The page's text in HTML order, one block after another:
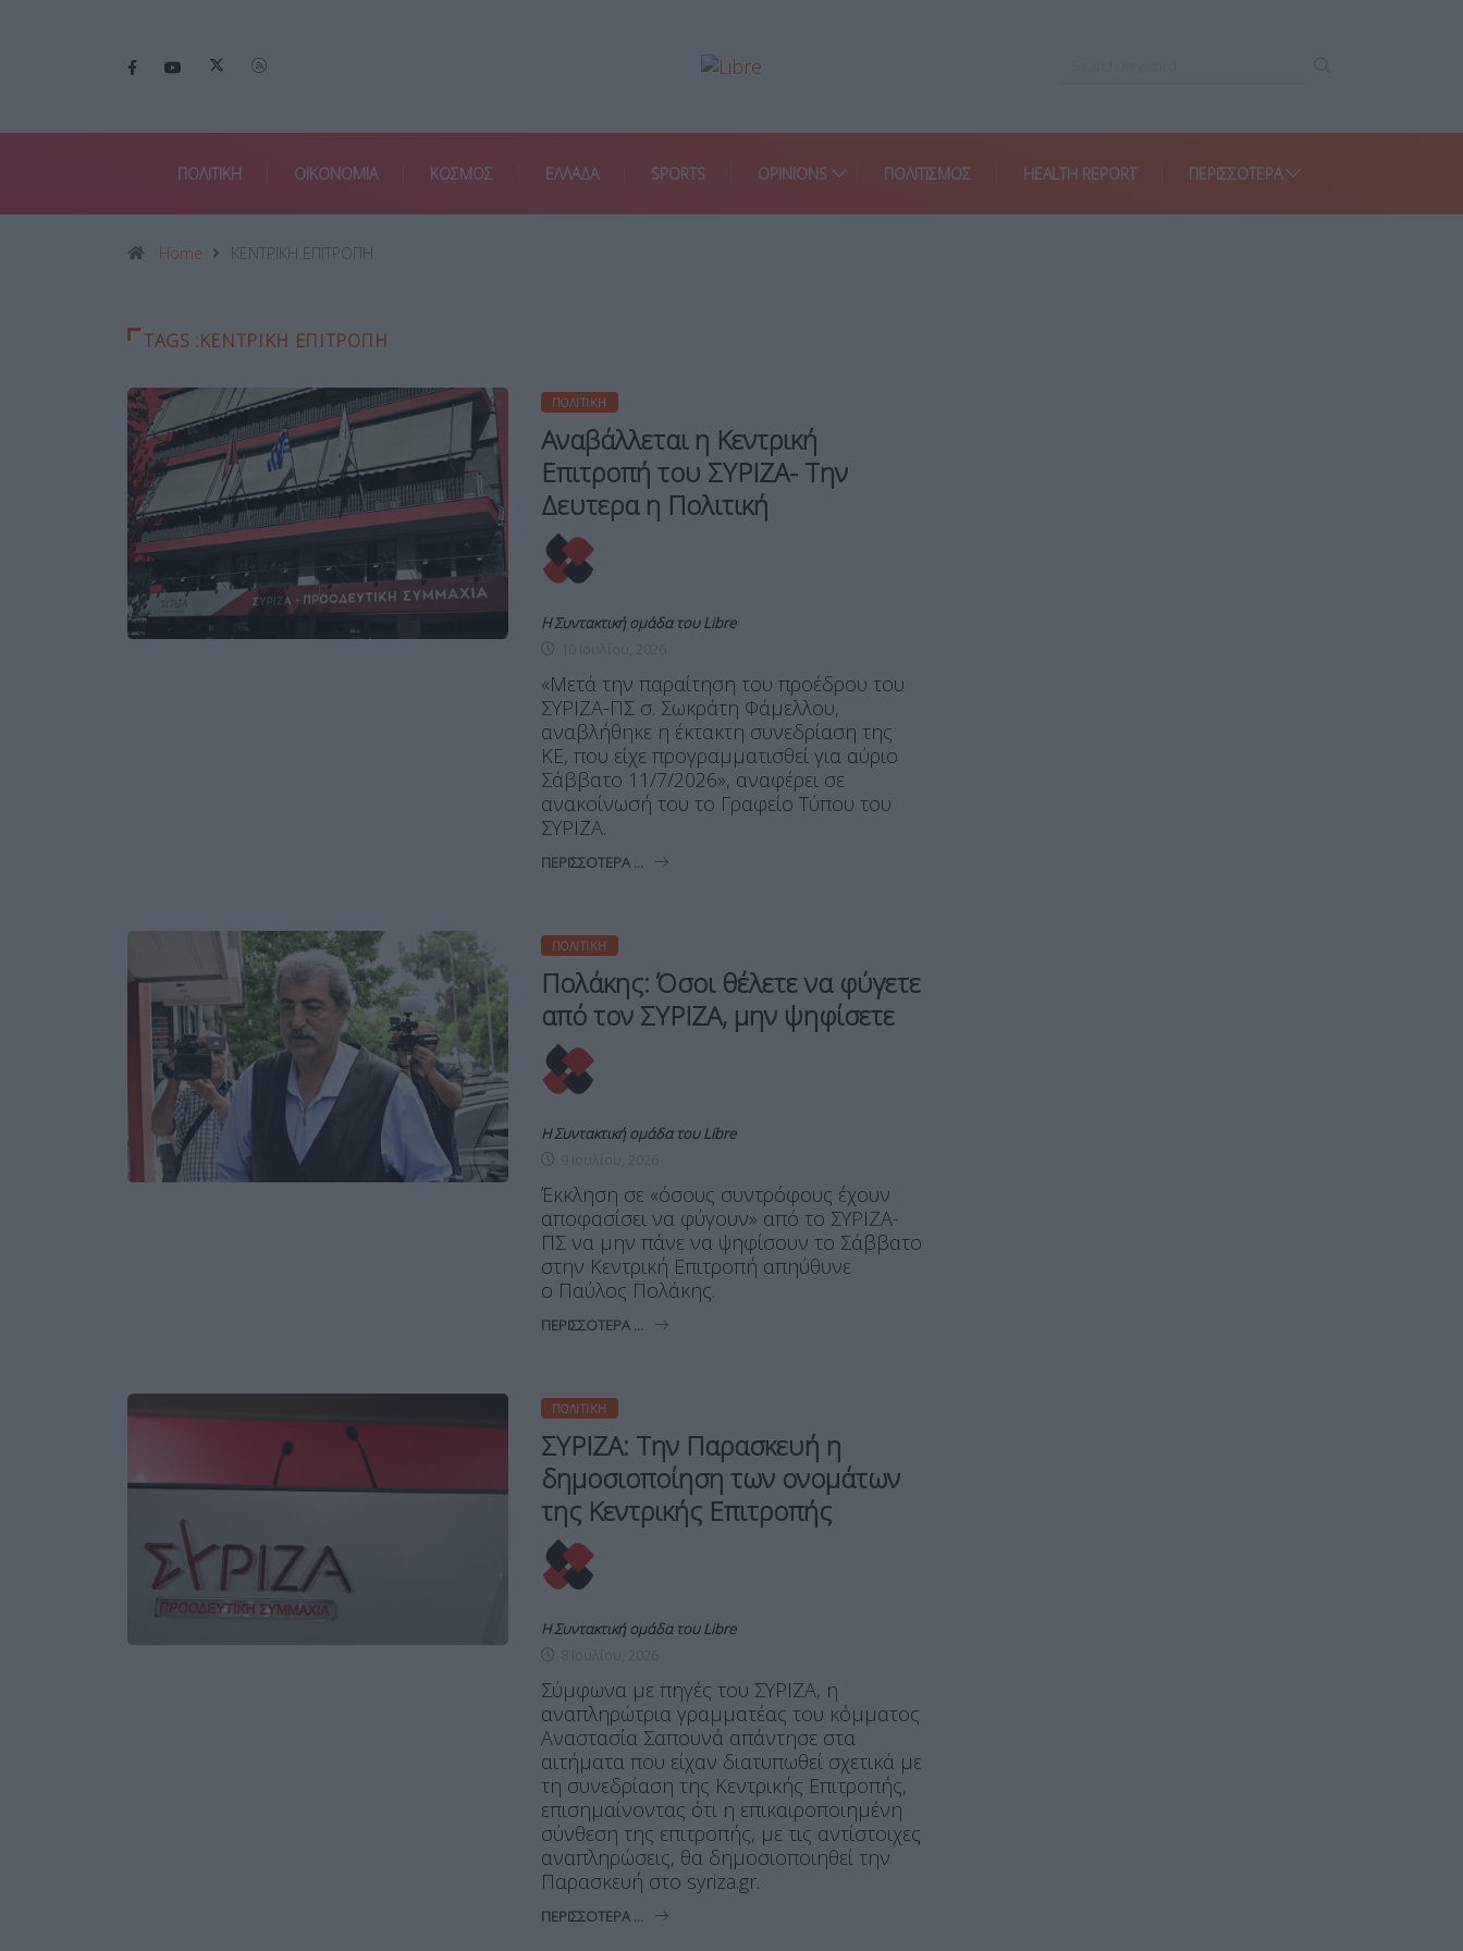
ΠΟΛΙΤΙΚΗ ΟΙΚΟΝΟΜΙΑ ΚΟΣΜΟΣ ΕΛΛΑΔΑ SPORTS OPINIONS ΠΟΛΙΤΙΣΜΟΣ HEALTH REPORT ΠΕΡΙΣΣΌΤΕΡΑ
Home ΚΕΝΤΡΙΚΗ ΕΠΙΤΡΟΠΗ
TAGS :ΚΕΝΤΡΙΚΗ ΕΠΙΤΡΟΠΗ
ΠΟΛΙΤΙΚΉ
Αναβάλλεται η Κεντρική
Επιτροπή του ΣΥΡΙΖΑ- Την
Δευτερα η Πολιτική
Η Συντακτική ομάδα του Libre
«Μετά την παραίτηση του προέδρου του
ΣΥΡΙΖΑ-ΠΣ σ. Σωκράτη Φάμελλου,
αναβλήθηκε η έκτακτη συνεδρίαση της
ΚΕ, που είχε προγραμματισθεί για αύριο
Σάββατο 11/7/2026», αναφέρει σε
ανακοίνωσή του το Γραφείο Τύπου του
ΣΥΡΙΖΑ.
ΠΕΡΙΣΣΌΤΕΡΑ ...
ΠΟΛΙΤΙΚΉ
Πολάκης: Όσοι θέλετε να φύγετε
από τον ΣΥΡΙΖΑ, μην ψηφίσετε
Η Συντακτική ομάδα του Libre
Έκκληση σε «όσους συντρόφους έχουν
αποφασίσει να φύγουν» από το ΣΥΡΙΖΑ-
ΠΣ να μην πάνε να ψηφίσουν το Σάββατο
στην Κεντρική Επιτροπή απηύθυνε
ο Παύλος Πολάκης.
ΠΕΡΙΣΣΌΤΕΡΑ ...
ΠΟΛΙΤΙΚΉ
ΣΥΡΙΖΑ: Την Παρασκευή η
δημοσιοποίηση των ονομάτων
της Κεντρικής Επιτροπής
Η Συντακτική ομάδα του Libre
Σύμφωνα με πηγές του ΣΥΡΙΖΑ, η
αναπληρώτρια γραμματέας του κόμματος
Αναστασία Σαπουνά απάντησε στα
αιτήματα που είχαν διατυπωθεί σχετικά με
τη συνεδρίαση της Κεντρικής Επιτροπής,
επισημαίνοντας ότι η επικαιροποιημένη
σύνθεση της επιτροπής, με τις αντίστοιχες
αναπληρώσεις, θα δημοσιοποιηθεί την
Παρασκευή στο syriza.gr.
ΠΕΡΙΣΣΌΤΕΡΑ ...